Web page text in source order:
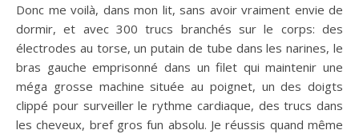
Donc me voilà, dans mon lit, sans avoir vraiment envie de
dormir, et avec 300 trucs branchés sur le corps: des
électrodes au torse, un putain de tube dans les narines, le
bras gauche emprisonné dans un filet qui maintenir une
méga grosse machine située au poignet, un des doigts
clippé pour surveiller le rythme cardiaque, des trucs dans
les cheveux, bref gros fun absolu. Je réussis quand même